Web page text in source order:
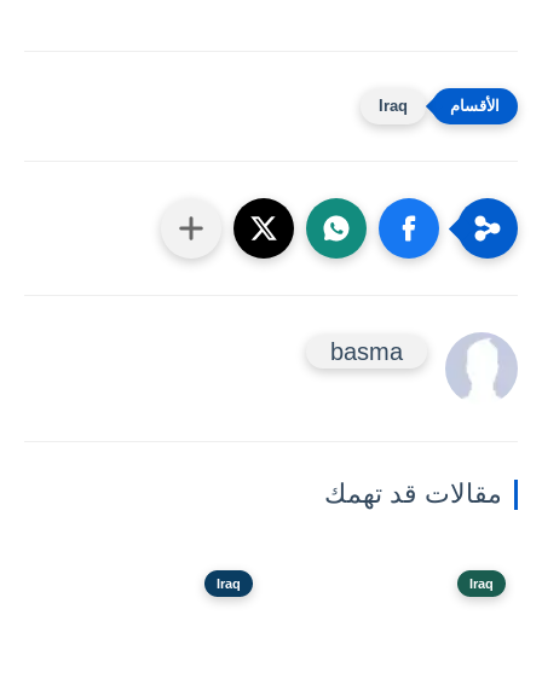
Iraq
basma
مقالات قد تهمك
Iraq
Iraq